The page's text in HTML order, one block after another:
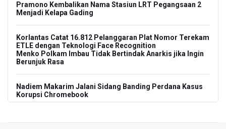
Pramono Kembalikan Nama Stasiun LRT Pegangsaan 2
Menjadi Kelapa Gading
Korlantas Catat 16.812 Pelanggaran Plat Nomor Terekam
ETLE dengan Teknologi Face Recognition
Menko Polkam Imbau Tidak Bertindak Anarkis jika Ingin
Berunjuk Rasa
Nadiem Makarim Jalani Sidang Banding Perdana Kasus
Korupsi Chromebook